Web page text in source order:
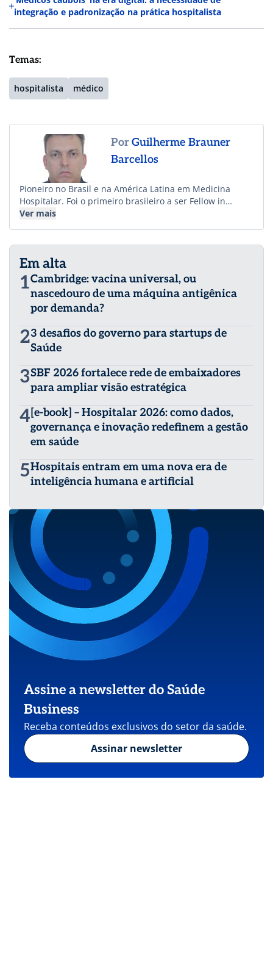
integração e padronização na prática hospitalista
Temas:
hospitalista médico
PorGuilherme Brauner
Barcellos
Pioneiro no Brasil e na América Latina em Medicina
Hospitalar. Foi o primeiro brasileiro a ser Fellow in
Hospital Medicine e o primeiro profissional que não
Ver mais
Em alta
1Cambridge: vacina universal, ou
nascedouro de uma máquina antigênica
por demanda?
23 desafios do governo para startups de
Saúde
3SBF 2026 fortalece rede de embaixadores
para ampliar visão estratégica
4[e-book] – Hospitalar 2026: como dados,
governança e inovação redefinem a gestão
em saúde
5Hospitais entram em uma nova era de
inteligência humana e artificial
Assine a newsletter do Saúde
Business
Receba conteúdos exclusivos do setor da saúde.
Assinar newsletter